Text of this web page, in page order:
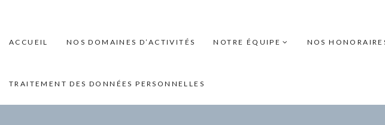
ACCUEIL NOS DOMAINES D’ACTIVITÉS NOTRE ÉQUIPE NOS
TRAITEMENT DES DONNÉES PERSONNELLES